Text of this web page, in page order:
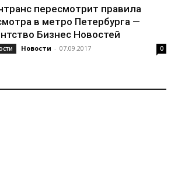
пересмотрит правила
в метро Петербурга —
Бизнес Новостей
Новости - 07.09.2017 0